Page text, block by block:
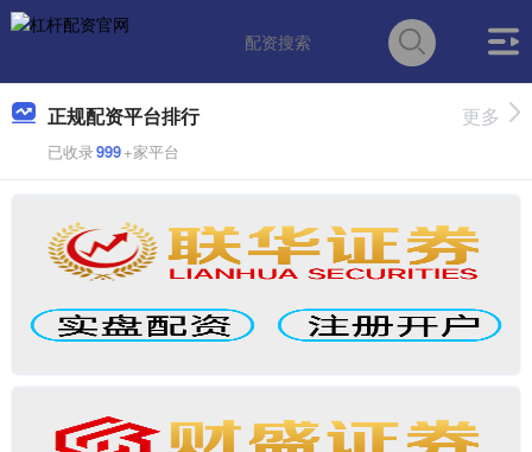
正规配资平台排行
已收录999+家平台
更多